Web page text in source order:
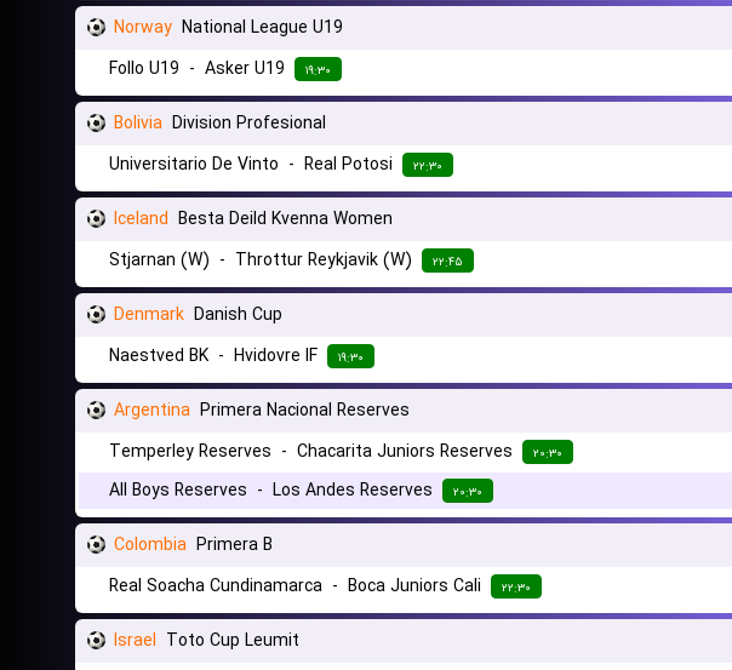
Norway National League U19
Follo U19 - Asker U19 ۱۹:۳۰
Bolivia Division Profesional
Universitario De Vinto - Real Potosi ۲۲:۳۰
Iceland Besta Deild Kvenna Women
Stjarnan (W) - Throttur Reykjavik (W) ۲۲:۴۵
Denmark Danish Cup
Naestved BK - Hvidovre IF ۱۹:۳۰
Argentina Primera Nacional Reserves
Temperley Reserves - Chacarita Juniors Reserves ۲۰:۳۰
All Boys Reserves - Los Andes Reserves ۲۰:۳۰
Colombia Primera B
Real Soacha Cundinamarca - Boca Juniors Cali ۲۲:۳۰
Israel Toto Cup Leumit